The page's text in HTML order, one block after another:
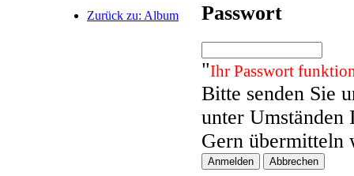
Zurück zu: Album Passwort
"Ihr Passwort
Bitte senden Sie
unter Umständen
Gern übermitteln